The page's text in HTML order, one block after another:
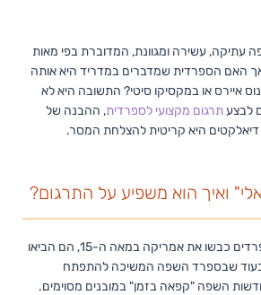
עתיקה, עשירה ומגוונת, המדוברת בפי מאות
אך האם הספרדית שמדברים במדריד היא אותה
איירס או במקסיקו סיטי? התשובה היא לא
לבצע תרגום מקצועי לספרדית, ההבנה של
דיאלקטים היא קריטית להצלחת המסר.
ואיך הוא משפיע על התרגום?
כשהקונקיסטדורים הספרדים כבשו את אמריקה במאה ה-15, הם הביאו
שבספרד השפה המשיכה להתפתח
השפה "קפאה בזמן" במובנים מסוימים.